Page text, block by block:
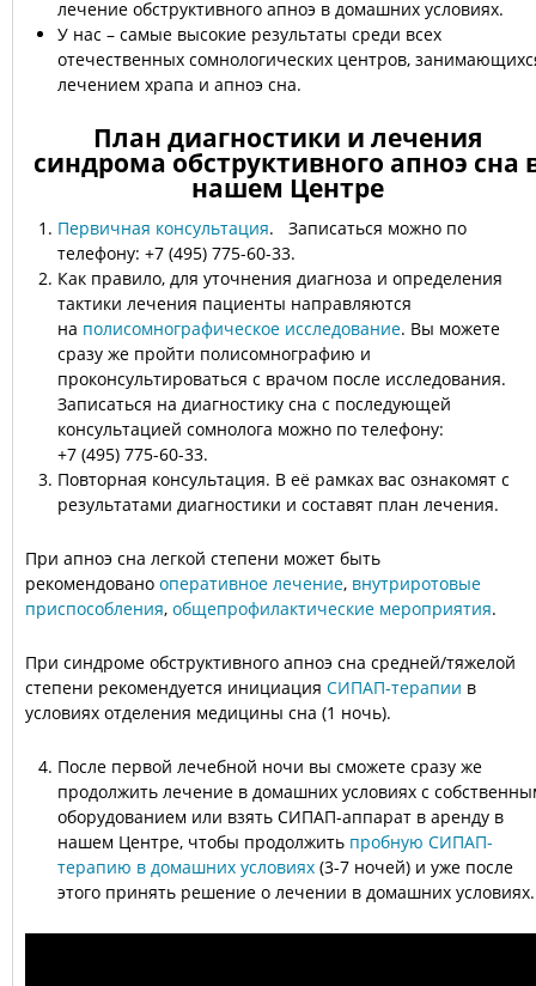
лечение обструктивного апноэ в домашних условиях.
У нас – самые высокие результаты среди всех
отечественных сомнологических центров,
лечением храпа и апноэ сна.
План диагностики и лечения
синдрома обструктивного апноэ сна
нашем Центре
Первичная консультация. Записаться можно по
телефону: +7 (495) 775-60-33.
Как правило, для уточнения диагноза и определения
тактики лечения пациенты направляются
на полисомнографическое исследование. Вы можете
сразу же пройти полисомнографию и
проконсультироваться с врачом после исследования.
Записаться на диагностику сна с последующей
консультацией сомнолога можно по телефону:
+7 (495) 775-60-33.
Повторная консультация. В её рамках вас ознакомят с
результатами диагностики и составят план лечения.
При апноэ сна легкой степени может быть
рекомендовано оперативное лечение, внутриротовые
приспособления, общепрофилактические мероприятия.
При синдроме обструктивного апноэ сна средней/тяжелой
степени рекомендуется инициация СИПАП-терапии в
условиях отделения медицины сна (1 ночь).
После первой лечебной ночи вы сможете сразу же
продолжить лечение в домашних условиях с
оборудованием или взять СИПАП-аппарат в аренду в
нашем Центре, чтобы продолжить пробную СИПАП-
терапию в домашних условиях (3-7 ночей) и уже после
этого принять решение о лечении в домашних условиях.